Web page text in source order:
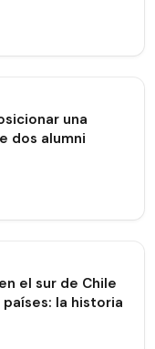
una
dos alumni
el sur de Chile
la historia